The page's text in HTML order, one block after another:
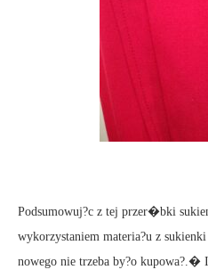
Podsumowuj?c z tej przer�bki
wykorzystaniem materia?u z
nowego nie trzeba by?o kupowa?.�